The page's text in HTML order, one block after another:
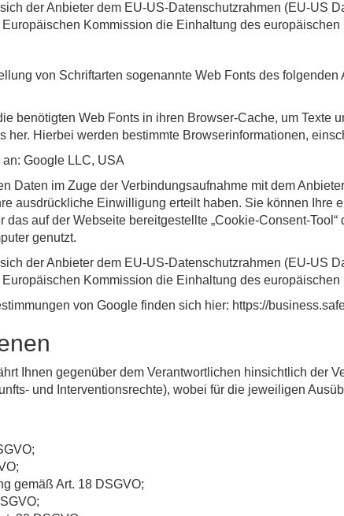
der Anbieter dem EU-US-Datenschutzrahmen (EU-US
Kommission die Einhaltung des
von Schriftarten sogenannte Web Fonts des
benötigten Web Fonts in ihren Browser-Cache, um Texte
her. Hierbei werden bestimmte Browserinformationen,
Google LLC, USA
Daten im Zuge der Verbindungsaufnahme mit dem
ausdrückliche Einwilligung erteilt haben. Sie können Ihre
auf der Webseite bereitgestellte „Cookie-Consent-
genutzt.
der Anbieter dem EU-US-Datenschutzrahmen (EU-US
Kommission die Einhaltung des
von Google finden sich hier: https://
Ihnen gegenüber dem Verantwortlichen hinsichtlich der
und Interventionsrechte), wobei für die jeweiligen
gemäß Art. 18 DSGVO;